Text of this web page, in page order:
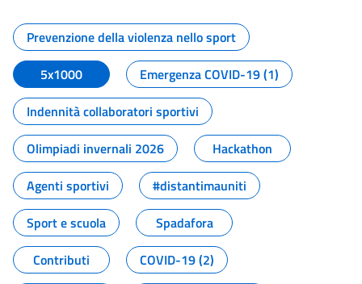
Tutti i contenuti della pagina
Prevenzione della violenza nello sport
5x1000
Emergenza COVID-19 (1)
Indennità collaboratori sportivi
Olimpiadi invernali 2026
Hackathon
Agenti sportivi
#distantimauniti
Sport e scuola
Spadafora
Contributi
COVID-19 (2)